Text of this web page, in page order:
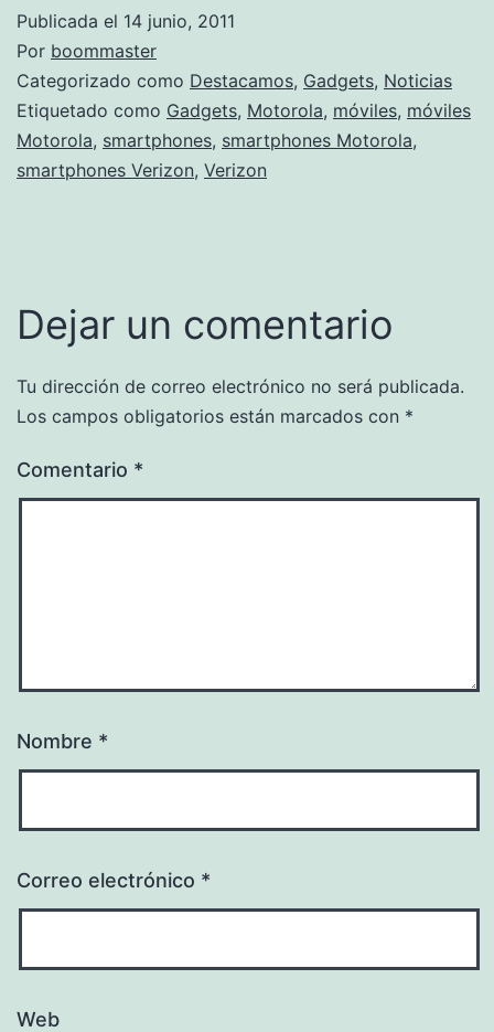
Publicada el 14 junio, 2011
Por boommaster
Categorizado como Destacamos, Gadgets, Noticias
Etiquetado como Gadgets, Motorola, móviles, móviles
Motorola, smartphones, smartphones Motorola,
smartphones Verizon, Verizon
Dejar un comentario
Tu dirección de correo electrónico no será publicada.
Los campos obligatorios están marcados con *
Comentario *
Nombre *
Correo electrónico *
Web